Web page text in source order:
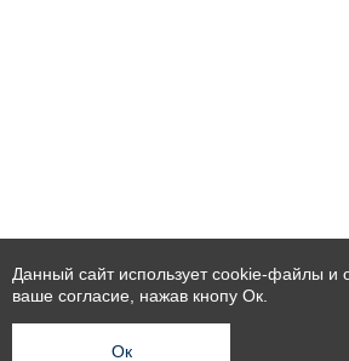
Данный сайт использует cookie-файлы и
ваше согласие, нажав кнопу Ок.
Ок